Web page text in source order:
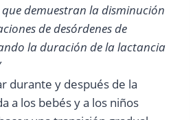
demuestran la disminución
de desórdenes de
la duración de la lactancia
durante y después de la
a los bebés y a los niños